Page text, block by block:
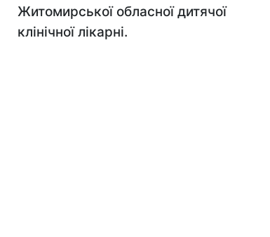
Житомирської обласної дитячої
клінічної лікарні.